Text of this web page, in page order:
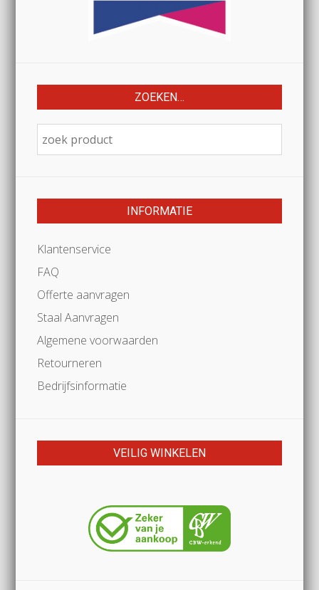
ZOEKEN…
INFORMATIE
Klantenservice
FAQ
Offerte aanvragen
Staal Aanvragen
Algemene voorwaarden
Retourneren
Bedrijfsinformatie
VEILIG WINKELEN